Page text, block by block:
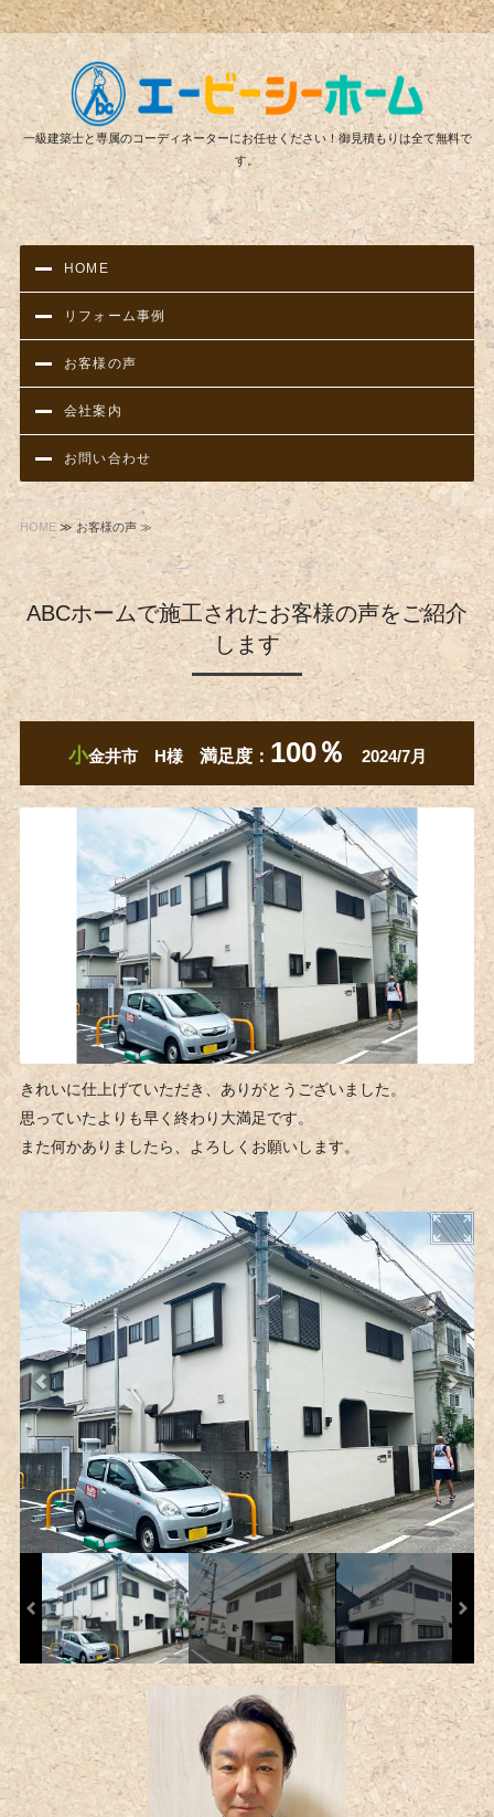
リ
一級建築士と専属のコーディネーターにお任せください！御見積もりは全て無料で
す。
HOME
リフォーム事例
お客様の声
会社案内
お問い合わせ
HOME≫ お客様の声 ≫
ABCホームで施工されたお客様の声をご紹介
します
小金井市 H様 満足度： 100％ 2024/7月
きれいに仕上げていただき、ありがとうございました。
思っていたよりも早く終わり大満足です。
また何かありましたら、よろしくお願いします。